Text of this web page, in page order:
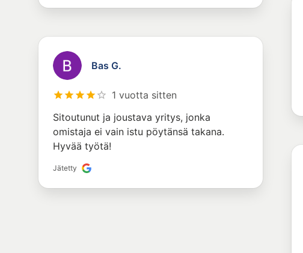
Bas G.
1 vuotta sitten
Sitoutunut ja joustava yritys, jonka
omistaja ei vain istu pöytänsä takana.
Hyvää työtä!
Jätetty